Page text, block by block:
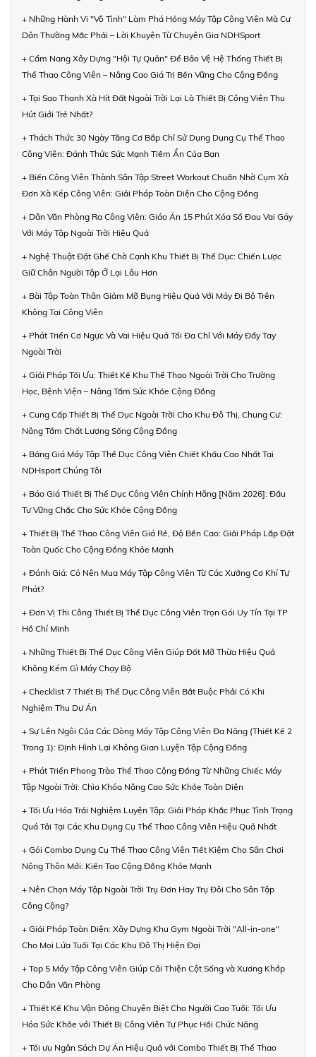
+ Những Hành Vi "Vô Tình" Làm Phá Hỏng Máy Tập Công Viên Mà Cư
Dân Thường Mắc Phải – Lời Khuyên Từ Chuyên Gia NDHSport
+ Cẩm Nang Xây Dựng "Hội Tự Quản" Để Bảo Vệ Hệ Thống Thiết Bị
Thể Thao Công Viên – Nâng Cao Giá Trị Bền Vững Cho Cộng Đồng
+ Tại Sao Thanh Xà Hít Đất Ngoài Trời Lại Là Thiết Bị Công Viên Thu
Hút Giới Trẻ Nhất?
+ Thách Thức 30 Ngày Tăng Cơ Bắp Chỉ Sử Dụng Dụng Cụ Thể Thao
Công Viên: Đánh Thức Sức Mạnh Tiềm Ẩn Của Bạn
+ Biến Công Viên Thành Sân Tập Street Workout Chuẩn Nhờ Cụm Xà
Đơn Xà Kép Công Viên: Giải Pháp Toàn Diện Cho Cộng Đồng
+ Dân Văn Phòng Ra Công Viên: Giáo Án 15 Phút Xóa Sổ Đau Vai Gáy
Với Máy Tập Ngoài Trời Hiệu Quả
+ Nghệ Thuật Đặt Ghế Chờ Cạnh Khu Thiết Bị Thể Dục: Chiến Lược
Giữ Chân Người Tập Ở Lại Lâu Hơn
+ Bài Tập Toàn Thân Giảm Mỡ Bụng Hiệu Quả Với Máy Đi Bộ Trên
Không Tại Công Viên
+ Phát Triển Cơ Ngực Và Vai Hiệu Quả Tối Đa Chỉ Với Máy Đẩy Tay
Ngoài Trời
+ Giải Pháp Tối Ưu: Thiết Kế Khu Thể Thao Ngoài Trời Cho Trường
Học, Bệnh Viện – Nâng Tầm Sức Khỏe Cộng Đồng
+ Cung Cấp Thiết Bị Thể Dục Ngoài Trời Cho Khu Đô Thị, Chung Cư:
Nâng Tầm Chất Lượng Sống Cộng Đồng
+ Bảng Giá Máy Tập Thể Dục Công Viên Chiết Khấu Cao Nhất Tại
NDHsport Chúng Tôi
+ Báo Giá Thiết Bị Thể Dục Công Viên Chính Hãng [Năm 2026]: Đầu
Tư Vững Chắc Cho Sức Khỏe Cộng Đồng
+ Thiết Bị Thể Thao Công Viên Giá Rẻ, Độ Bền Cao: Giải Pháp Lắp Đặt
Toàn Quốc Cho Cộng Đồng Khỏe Mạnh
+ Đánh Giá: Có Nên Mua Máy Tập Công Viên Từ Các Xưởng Cơ Khí Tự
Phát?
+ Đơn Vị Thi Công Thiết Bị Thể Dục Công Viên Trọn Gói Uy Tín Tại TP
Hồ Chí Minh
+ Những Thiết Bị Thể Dục Công Viên Giúp Đốt Mỡ Thừa Hiệu Quả
Không Kém Gì Máy Chạy Bộ
+ Checklist 7 Thiết Bị Thể Dục Công Viên Bắt Buộc Phải Có Khi
Nghiệm Thu Dự Án
+ Sự Lên Ngôi Của Các Dòng Máy Tập Công Viên Đa Năng (Thiết Kế 2
Trong 1): Định Hình Lại Không Gian Luyện Tập Cộng Đồng
+ Phát Triển Phong Trào Thể Thao Cộng Đồng Từ Những Chiếc Máy
Tập Ngoài Trời: Chìa Khóa Nâng Cao Sức Khỏe Toàn Diện
+ Tối Ưu Hóa Trải Nghiệm Luyện Tập: Giải Pháp Khắc Phục Tình Trạng
Quá Tải Tại Các Khu Dụng Cụ Thể Thao Công Viên Hiệu Quả Nhất
+ Gói Combo Dụng Cụ Thể Thao Công Viên Tiết Kiệm Cho Sân Chơi
Nông Thôn Mới: Kiến Tạo Cộng Đồng Khỏe Mạnh
+ Nên Chọn Máy Tập Ngoài Trời Trụ Đơn Hay Trụ Đôi Cho Sân Tập
Công Cộng?
+ Giải Pháp Toàn Diện: Xây Dựng Khu Gym Ngoài Trời "All-in-one"
Cho Mọi Lứa Tuổi Tại Các Khu Đô Thị Hiện Đại
+ Top 5 Máy Tập Công Viên Giúp Cải Thiện Cột Sống và Xương Khớp
Cho Dân Văn Phòng
+ Thiết Kế Khu Vận Động Chuyên Biệt Cho Người Cao Tuổi: Tối Ưu
Hóa Sức Khỏe với Thiết Bị Công Viên Tự Phục Hồi Chức Năng
+ Tối ưu Ngân Sách Dự Án Hiệu Quả với Combo Thiết Bị Thể Thao